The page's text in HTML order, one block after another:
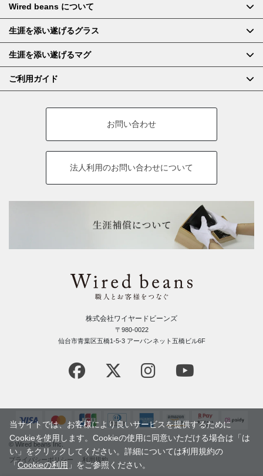
Wired beans について
生涯を添い遂げるグラス
生涯を添い遂げるマグ
ご利用ガイド
お問い合わせ
法人利用のお問い合わせについて
株式会社ワイヤードビーンズ
〒980-0022
仙台市青葉区五橋1-5-3 アーバンネット五橋ビル6F
© Wired beans Inc.
プライバシーポリシー 利用規約
当サイトでは、お客様により良いサービスを提供するために
Cookieを使用します。Cookieの使用に同意いただける場合は「は
い」をクリックしてください。詳細については利用規約の
「 Cookieの利用 」をご参照ください。